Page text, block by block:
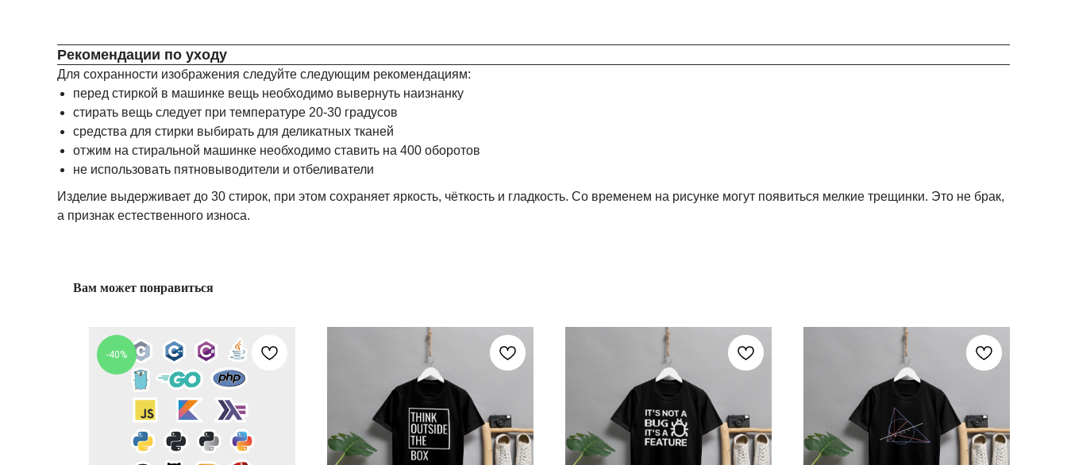
Рекомендации по уходу
Для сохранности изображения следуйте следующим рекомендациям:
перед стиркой в машинке вещь необходимо вывернуть наизнанку
стирать вещь следует при температуре 20-30 градусов
средства для стирки выбирать для деликатных тканей
отжим на стиральной машинке необходимо ставить на 400 оборотов
не использовать пятновыводители и отбеливатели
Изделие выдерживает до 30 стирок, при этом сохраняет яркость, чёткость и гладкость. Со временем на рисунке могут появиться мелкие трещинки. Это не брак,
а признак естественного износа.
Вам может понравиться
-40%